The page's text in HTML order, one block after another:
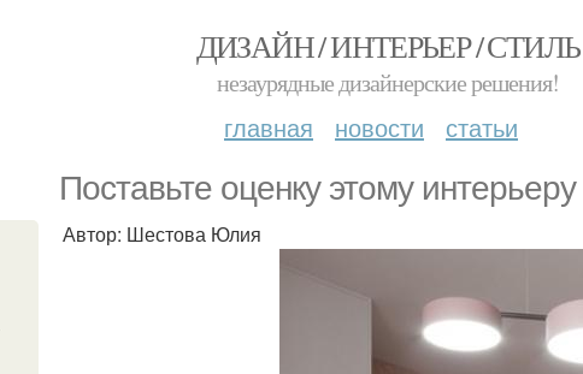
ДИЗАЙН / ИНТЕРЬЕР / СТИЛЬ
незаурядные дизайнерские решения!
главная новости статьи
Поставьте оценку этому
Автор: Шестова Юлия